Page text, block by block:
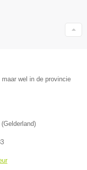
wel in de provincie
(Gelderland)